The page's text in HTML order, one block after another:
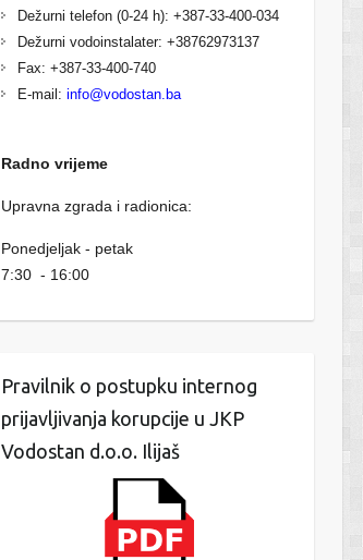
Dežurni telefon (0-24 h): +387-33-400-034
Dežurni vodoinstalater: +38762973137
Fax: +387-33-400-740
E-mail: info@vodostan.ba
Radno vrijeme
Upravna zgrada i radionica:
Ponedjeljak - petak
7:30 - 16:00
Pravilnik o postupku internog
prijavljivanja korupcije u JKP
Vodostan d.o.o. Ilijaš